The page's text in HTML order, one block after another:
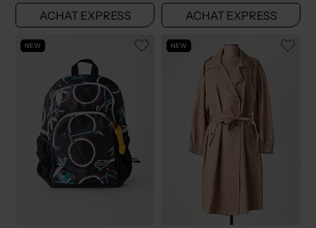
ACHAT EXPRESS ACHAT EXPRESS
NEW NEW